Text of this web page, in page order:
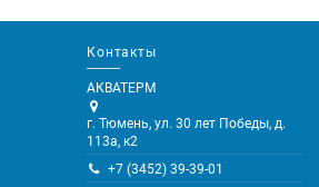
Контакты
АКВАТЕРМ
г. Тюмень, ул. 30 лет Победы, д.
113а, к2
+7 (3452) 39-39-01